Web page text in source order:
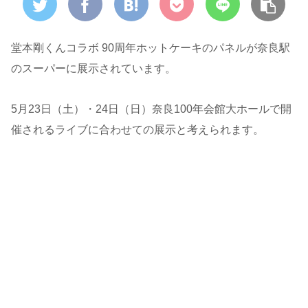
堂本剛くんコラボ 90周年ホットケーキのパネルが奈良駅
のスーパーに展示されています。
5月23日（土）・24日（日）奈良100年会館大ホールで開
催されるライブに合わせての展示と考えられます。